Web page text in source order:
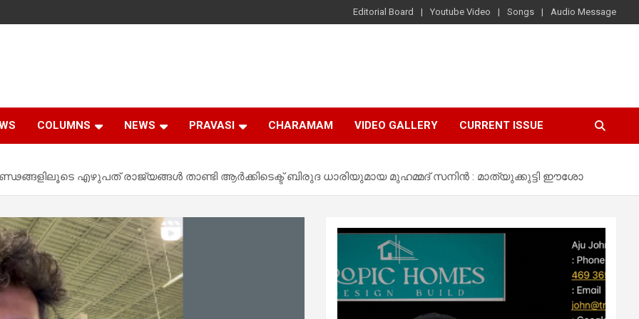
Editorial Board Youtube Video Songs Audio Message
COLUMNS NEWS PRAVASI CHARAMAM VIDEO GALLERY CURRENT ISSUE
എഴുപത് രാജ്യങ്ങൾ താണ്ടി ആർക്കിടെക്ട് ബിരുദ ധാരിയുമായ മുഹമ്മദ് സനിൻ : മാത്യുക്കുട്ടി ഈശോ